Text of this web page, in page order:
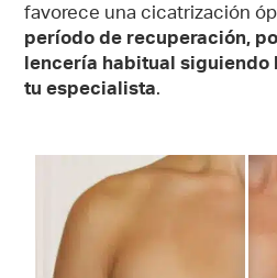
favorece una cicatrización
período de recuperación,
lencería habitual
tu especialista.